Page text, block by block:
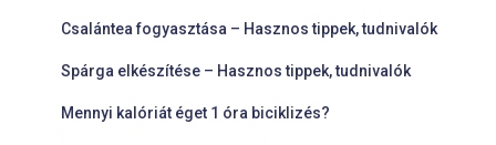
Csalántea fogyasztása – Hasznos tippek, tudnivalók
Spárga elkészítése – Hasznos tippek, tudnivalók
Mennyi kalóriát éget 1 óra biciklizés?